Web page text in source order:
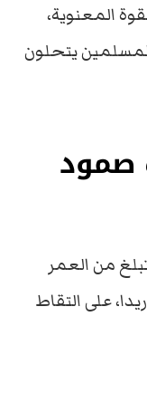
المعنوية،
يتحلون
صمود
من العمر
على التقاط